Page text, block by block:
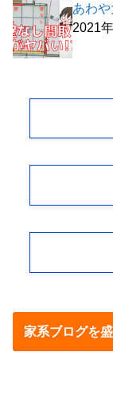
あわ
2021
家系ブログを